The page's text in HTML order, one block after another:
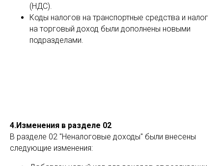
(НДС).
Коды налогов на транспортные средства и налог
на торговый доход были дополнены новыми
подразделами.
4.Изменения в разделе 02
В разделе 02 "Неналоговые доходы" были внесены
следующие изменения: